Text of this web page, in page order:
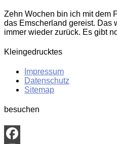
Zehn Wochen bin ich mit dem
das Emscherland gereist. Das
immer wieder zurück. Es gibt
Kleingedrucktes
Impressum
Datenschutz
Sitemap
besuchen